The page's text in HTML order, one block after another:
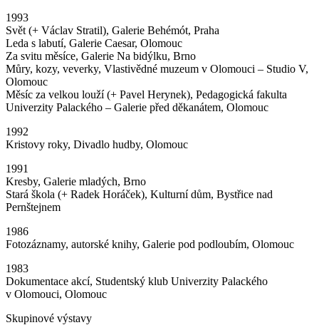
1993
Svět (+ Václav Stratil), Galerie Behémót, Praha
Leda s labutí, Galerie Caesar, Olomouc
Za svitu měsíce, Galerie Na bidýlku, Brno
Můry, kozy, veverky, Vlastivědné muzeum v Olomouci – Studio V,
Olomouc
Měsíc za velkou louží (+ Pavel Herynek), Pedagogická fakulta
Univerzity Palackého – Galerie před děkanátem, Olomouc
1992
Kristovy roky, Divadlo hudby, Olomouc
1991
Kresby, Galerie mladých, Brno
Stará škola (+ Radek Horáček), Kulturní dům, Bystřice nad
Pernštejnem
1986
Fotozáznamy, autorské knihy, Galerie pod podloubím, Olomouc
1983
Dokumentace akcí, Studentský klub Univerzity Palackého
v Olomouci, Olomouc
Skupinové výstavy